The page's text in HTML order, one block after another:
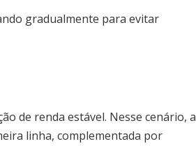
gradualmente para evitar
de renda estável. Nesse cenário, a
linha, complementada por